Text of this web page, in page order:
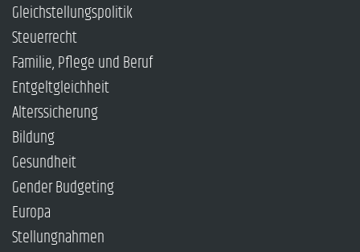
Gleichstellungspolitik
Steuerrecht
Familie, Pflege und Beruf
Entgeltgleichheit
Alterssicherung
Bildung
Gesundheit
Gender Budgeting
Europa
Stellungnahmen